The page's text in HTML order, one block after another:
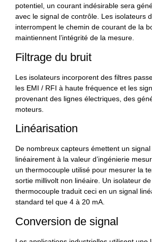
potentiel, un courant indésirable sera
avec le signal de contrôle. Les isolateurs
interrompent le chemin de courant de la
maintiennent l’intégrité de la mesure.
Filtrage du bruit
Les isolateurs incorporent des filtres
les EMI / RFI à haute fréquence et les
provenant des lignes électriques, des
moteurs.
Linéarisation
De nombreux capteurs émettent un signal
linéairement à la valeur d’ingénierie
un thermocouple utilisé pour mesurer la
sortie millivolt non linéaire. Un isolateur
thermocouple traduit ceci en un signal
standard tel que 4 à 20 mA.
Conversion de signal